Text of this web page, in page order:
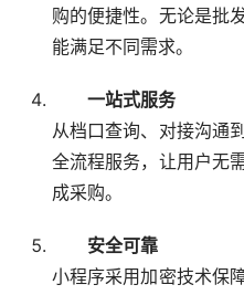
购的便捷性。无论是批
能满足不同需求。
一站式服务
从档口查询、对接沟通
全流程服务，让用户无
成采购。
安全可靠
小程序采用加密技术保